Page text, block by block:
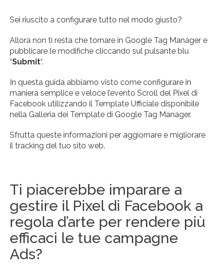
Sei riuscito a configurare tutto nel modo giusto?
Allora non ti resta che tornare in Google Tag Manager e
pubblicare le modifiche cliccando sul pulsante blu
“Submit“.
In questa guida abbiamo visto come configurare in
maniera semplice e veloce l’evento Scroll del Pixel di
Facebook utilizzando il Template Ufficiale disponibile
nella Galleria dei Template di Google Tag Manager.
Sfrutta queste informazioni per aggiornare e migliorare
il tracking del tuo sito web.
Ti piacerebbe imparare a
gestire il Pixel di Facebook a
regola d’arte per rendere più
efficaci le tue campagne
Ads?